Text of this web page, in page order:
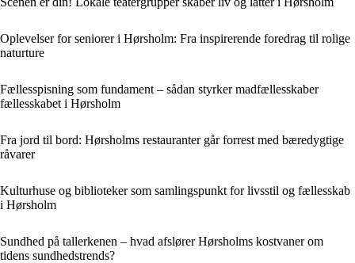
Oplevelser for seniorer i Hørsholm: Fra inspirerende foredrag til rolige
naturture
Fællesspisning som fundament – sådan styrker madfællesskaber
fællesskabet i Hørsholm
Fra jord til bord: Hørsholms restauranter går forrest med bæredygtige
råvarer
Kulturhuse og biblioteker som samlingspunkt for livsstil og fællesskab
i Hørsholm
Sundhed på tallerkenen – hvad afslører Hørsholms kostvaner om
tidens sundhedstrends?